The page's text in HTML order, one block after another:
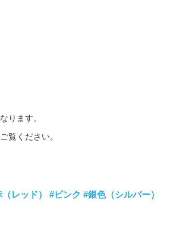
ります。
覧ください。
レッド） #ピンク #銀色（シルバー）